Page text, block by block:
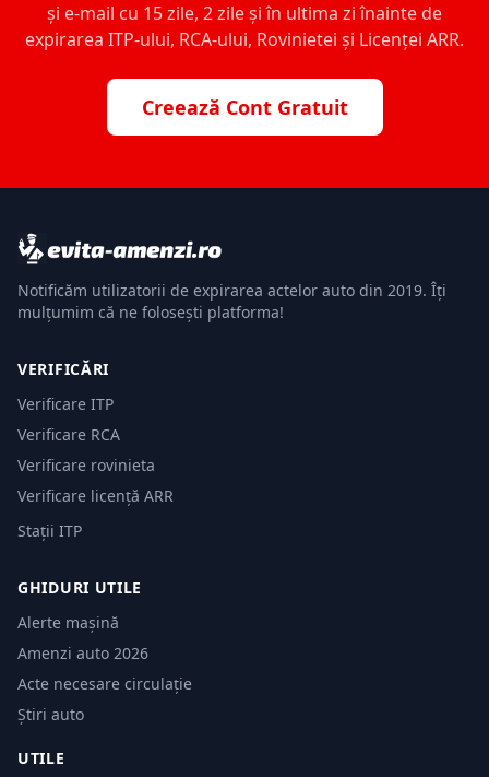
și e-mail cu 15 zile, 2 zile și în ultima zi înainte de
expirarea ITP-ului, RCA-ului, Rovinietei și Licenței ARR.
Creează Cont Gratuit
Notificăm utilizatorii de expirarea actelor auto din 2019. Îți
mulțumim că ne folosești platforma!
VERIFICĂRI
Verificare ITP
Verificare RCA
Verificare rovinieta
Verificare licență ARR
Stații ITP
GHIDURI UTILE
Alerte mașină
Amenzi auto 2026
Acte necesare circulație
Știri auto
UTILE